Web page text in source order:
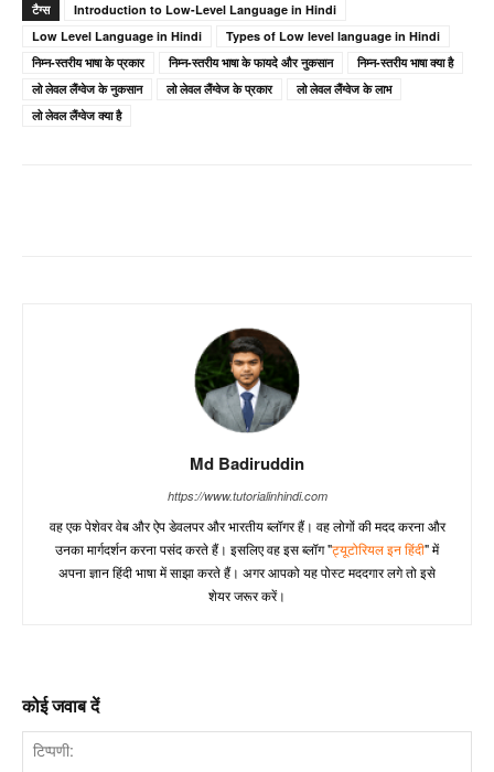
टैग्स
Introduction to Low-Level Language in Hindi
Low Level Language in Hindi
Types of Low level language in Hindi
निम्न-स्तरीय भाषा के प्रकार
निम्न-स्तरीय भाषा के फायदे और नुकसान
निम्न-स्तरीय भाषा क्या है
लो लेवल लैंग्वेज के नुकसान
लो लेवल लैंग्वेज के प्रकार
लो लेवल लैंग्वेज के लाभ
लो लेवल लैंग्वेज क्या है
Md Badiruddin
https://www.tutorialinhindi.com
वह एक पेशेवर वेब और ऐप डेवलपर और भारतीय ब्लॉगर हैं। वह लोगों की मदद करना और
उनका मार्गदर्शन करना पसंद करते हैं। इसलिए वह इस ब्लॉग "ट्यूटोरियल इन हिंदी" में
अपना ज्ञान हिंदी भाषा में साझा करते हैं। अगर आपको यह पोस्ट मददगार लगे तो इसे
शेयर जरूर करें।
कोई जवाब दें